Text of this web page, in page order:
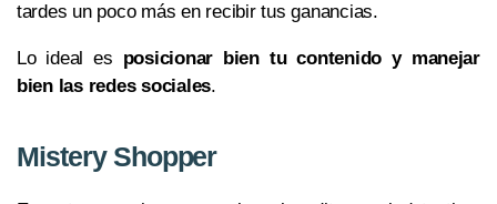
tardes un poco más en recibir tus ganancias.
Lo ideal es posicionar bien tu contenido y manejar
bien las redes sociales.
Mistery Shopper